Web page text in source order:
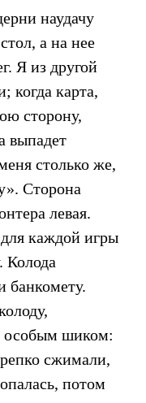
наудачу
а на нее
Я из другой
когда карта,
сторону,
выпадет
столько же,
Сторона
левая.
каждой игры
Колода
банкомету.
особым шиком:
сжимали,
потом